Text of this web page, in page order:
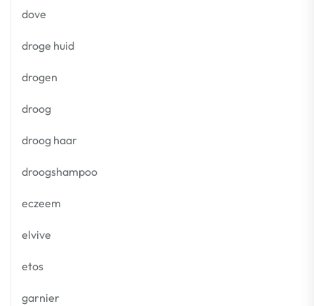
dove
droge huid
drogen
droog
droog haar
droogshampoo
eczeem
elvive
etos
garnier